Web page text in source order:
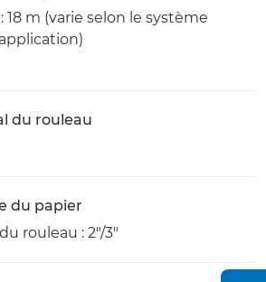
18 m (varie selon le système
du rouleau
du papier
rouleau : 2"/3"